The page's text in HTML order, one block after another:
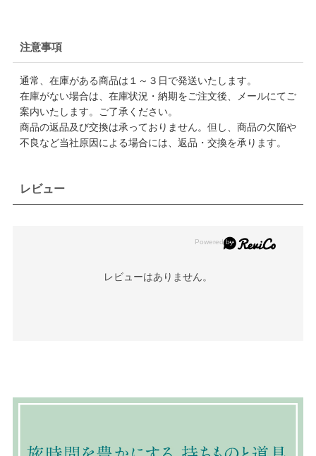
注意事項
通常、在庫がある商品は１～３日で発送いたします。
在庫がない場合は、在庫状況・納期をご注文後、メールにてご
案内いたします。ご了承ください。
商品の返品及び交換は承っておりません。但し、商品の欠陥や
不良など当社原因による場合には、返品・交換を承ります。
レビュー
レビューはありません。